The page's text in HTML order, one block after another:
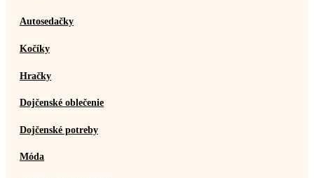
Autosedačky
Kočíky
Hračky
Dojčenské oblečenie
Dojčenské potreby
Móda